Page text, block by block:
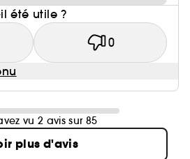
été utile ?
0
vu 2 avis sur 85
plus d'avis